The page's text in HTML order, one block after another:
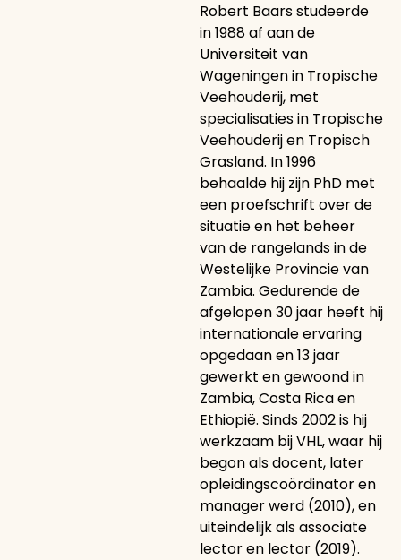
Robert Baars studeerde
in 1988 af aan de
Universiteit van
Wageningen in Tropische
Veehouderij, met
specialisaties in Tropische
Veehouderij en Tropisch
Grasland. In 1996
behaalde hij zijn PhD met
een proefschrift over de
situatie en het beheer
van de rangelands in de
Westelijke Provincie van
Zambia. Gedurende de
afgelopen 30 jaar heeft hij
internationale ervaring
opgedaan en 13 jaar
gewerkt en gewoond in
Zambia, Costa Rica en
Ethiopië. Sinds 2002 is hij
werkzaam bij VHL, waar hij
begon als docent, later
opleidingscoördinator en
manager werd (2010), en
uiteindelijk als associate
lector en lector (2019).